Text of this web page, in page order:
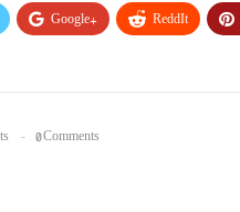
Google+ ReddIt
0 Comments